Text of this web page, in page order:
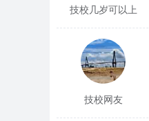
技校几岁可以上
技校网友